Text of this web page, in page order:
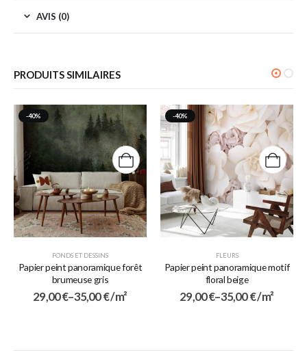
AVIS (0)
PRODUITS SIMILAIRES
-40%
FONDS ET DESSINS
Papier peint panoramique forêt
brumeuse gris
29,00€–35,00€/ m²
-40%
FLEURS
Papier peint panoramique motif
floral beige
29,00€–35,00€/ m²